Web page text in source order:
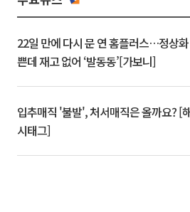
22일 만에 다시 문 연 홈플러스…정상
쁜데 재고 없어 ‘발동동’[가보니]
입추매직 '불발', 처서매직은 올까요? [
시태그]